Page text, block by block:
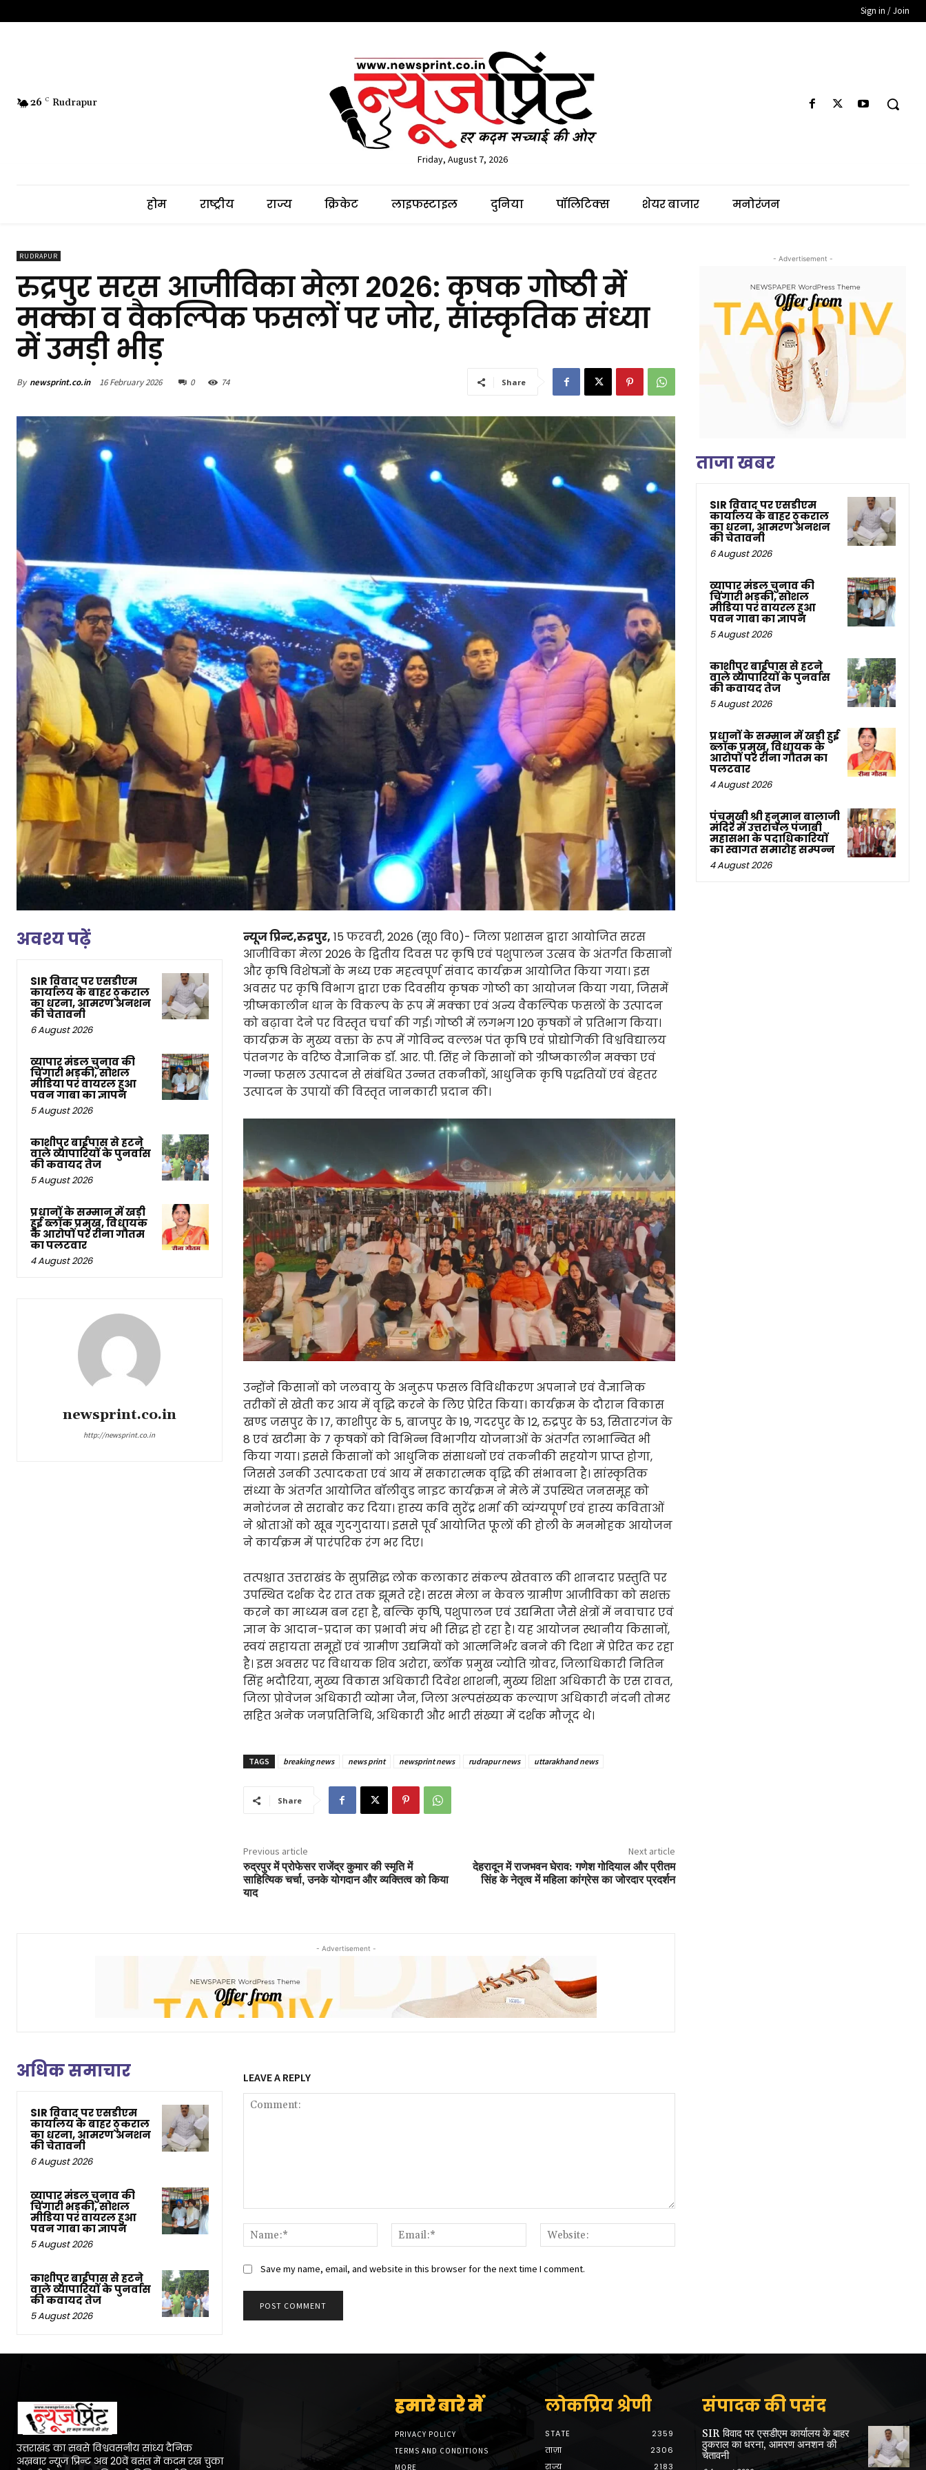
Sign in / Join
26 C Rudrapur
Friday, August 7, 2026
होम राष्ट्रीय राज्य क्रिकेट लाइफस्टाइल दुनिया पॉलिटिक्स शेयर बाजार मनोरंजन
RUDRAPUR
रुद्रपुर सरस आजीविका मेला 2026: कृषक गोष्ठी में
मक्का व वैकल्पिक फसलों पर जोर, सांस्कृतिक संध्या
में उमड़ी भीड़
By newsprint.co.in 16 February 2026 0 74 Share
अवश्य पढ़ें
SIR विवाद पर एसडीएम
कार्यालय के बाहर ठुकराल
का धरना, आमरण अनशन
की चेतावनी
6 August 2026
व्यापार मंडल चुनाव की
चिंगारी भड़की, सोशल
मीडिया पर वायरल हुआ
पवन गाबा का ज्ञापन
5 August 2026
काशीपुर बाईपास से हटने
वाले व्यापारियों के पुनर्वास
की कवायद तेज
5 August 2026
प्रधानों के सम्मान में खड़ी
हुई ब्लॉक प्रमुख, विधायक
के आरोपों पर रीना गौतम
का पलटवार
4 August 2026
newsprint.co.in
http://newsprint.co.in
न्यूज प्रिन्ट,रुद्रपुर, 15 फरवरी, 2026 (सू० वि०)- जिला प्रशासन द्वारा आयोजित सरस
आजीविका मेला 2026 के द्वितीय दिवस पर कृषि एवं पशुपालन उत्सव के अंतर्गत किसानों
और कृषि विशेषज्ञों के मध्य एक महत्वपूर्ण संवाद कार्यक्रम आयोजित किया गया। इस
अवसर पर कृषि विभाग द्वारा एक दिवसीय कृषक गोष्ठी का आयोजन किया गया, जिसमें
ग्रीष्मकालीन धान के विकल्प के रूप में मक्का एवं अन्य वैकल्पिक फसलों के उत्पादन
को बढ़ावा देने पर विस्तृत चर्चा की गई। गोष्ठी में लगभग 120 कृषकों ने प्रतिभाग किया।
कार्यक्रम के मुख्य वक्ता के रूप में गोविन्द वल्लभ पंत कृषि एवं प्रोद्योगिकी विश्वविद्यालय
पंतनगर के वरिष्ठ वैज्ञानिक डॉ. आर. पी. सिंह ने किसानों को ग्रीष्मकालीन मक्का एवं
गन्ना फसल उत्पादन से संबंधित उन्नत तकनीकों, आधुनिक कृषि पद्धतियों एवं बेहतर
उत्पादन के उपायों की विस्तृत जानकारी प्रदान की।
उन्होंने किसानों को जलवायु के अनुरूप फसल विविधीकरण अपनाने एवं वैज्ञानिक
तरीकों से खेती कर आय में वृद्धि करने के लिए प्रेरित किया। कार्यक्रम के दौरान विकास
खण्ड जसपुर के 17, काशीपुर के 5, बाजपुर के 19, गदरपुर के 12, रुद्रपुर के 53, सितारगंज के
8 एवं खटीमा के 7 कृषकों को विभिन्न विभागीय योजनाओं के अंतर्गत लाभान्वित भी
किया गया। इससे किसानों को आधुनिक संसाधनों एवं तकनीकी सहयोग प्राप्त होगा,
जिससे उनकी उत्पादकता एवं आय में सकारात्मक वृद्धि की संभावना है। सांस्कृतिक
संध्या के अंतर्गत आयोजित बॉलीवुड नाइट कार्यक्रम ने मेले में उपस्थित जनसमूह को
मनोरंजन से सराबोर कर दिया। हास्य कवि सुरेंद्र शर्मा की व्यंग्यपूर्ण एवं हास्य कविताओं
ने श्रोताओं को खूब गुदगुदाया। इससे पूर्व आयोजित फूलों की होली के मनमोहक आयोजन
ने कार्यक्रम में पारंपरिक रंग भर दिए।
तत्पश्चात उत्तराखंड के सुप्रसिद्ध लोक कलाकार संकल्प खेतवाल की शानदार प्रस्तुति पर
उपस्थित दर्शक देर रात तक झूमते रहे। सरस मेला न केवल ग्रामीण आजीविका को सशक्त
करने का माध्यम बन रहा है, बल्कि कृषि, पशुपालन एवं उद्यमिता जैसे क्षेत्रों में नवाचार एवं
ज्ञान के आदान-प्रदान का प्रभावी मंच भी सिद्ध हो रहा है। यह आयोजन स्थानीय किसानों,
स्वयं सहायता समूहों एवं ग्रामीण उद्यमियों को आत्मनिर्भर बनने की दिशा में प्रेरित कर रहा
है। इस अवसर पर विधायक शिव अरोरा, ब्लॉक प्रमुख ज्योति ग्रोवर, जिलाधिकारी नितिन
सिंह भदौरिया, मुख्य विकास अधिकारी दिवेश शाशनी, मुख्य शिक्षा अधिकारी के एस रावत,
जिला प्रोवेजन अधिकारी व्योमा जैन, जिला अल्पसंख्यक कल्याण अधिकारी नंदनी तोमर
सहित अनेक जनप्रतिनिधि, अधिकारी और भारी संख्या में दर्शक मौजूद थे।
TAGS breaking news news print newsprint news rudrapur news uttarakhand news
Share
Previous article
रुद्रपुर में प्रोफेसर राजेंद्र कुमार की स्मृति में
साहित्यिक चर्चा, उनके योगदान और व्यक्तित्व को किया
याद
Next article
देहरादून में राजभवन घेराव: गणेश गोदियाल और प्रीतम
सिंह के नेतृत्व में महिला कांग्रेस का जोरदार प्रदर्शन
- Advertisement -
अधिक समाचार
SIR विवाद पर एसडीएम
कार्यालय के बाहर ठुकराल
का धरना, आमरण अनशन
की चेतावनी
6 August 2026
व्यापार मंडल चुनाव की
चिंगारी भड़की, सोशल
मीडिया पर वायरल हुआ
पवन गाबा का ज्ञापन
5 August 2026
काशीपुर बाईपास से हटने
वाले व्यापारियों के पुनर्वास
की कवायद तेज
5 August 2026
LEAVE A REPLY
Name:*
Email:*
Save my name, email, and website in this browser for the next time I comment.
- Advertisement -
ताजा खबर
SIR विवाद पर एसडीएम
कार्यालय के बाहर ठुकराल
का धरना, आमरण अनशन
की चेतावनी
6 August 2026
व्यापार मंडल चुनाव की
चिंगारी भड़की, सोशल
मीडिया पर वायरल हुआ
पवन गाबा का ज्ञापन
5 August 2026
काशीपुर बाईपास से हटने
वाले व्यापारियों के पुनर्वास
की कवायद तेज
5 August 2026
प्रधानों के सम्मान में खड़ी हुई
ब्लॉक प्रमुख, विधायक के
आरोपों पर रीना गौतम का
पलटवार
4 August 2026
पंचमुखी श्री हनुमान बालाजी
मंदिर में उत्तरांचल पंजाबी
महासभा के पदाधिकारियों
का स्वागत समारोह सम्पन्न
4 August 2026
उत्तराखंड का सबसे विश्ववसनीय सांध्य दैनिक
अख़बार न्यूज प्रिन्ट अब 20वें बसंत में कदम रख चुका
हमारे बारे में
PRIVACY POLICY
TERMS AND CONDITIONS
MORE
लोकप्रिय श्रेणी
STATE
2359
ताज़ा
2306
राज्य
2183
संपादक की पसंद
SIR विवाद पर एसडीएम कार्यालय के बाहर
ठुकराल का धरना, आमरण अनशन की
चेतावनी